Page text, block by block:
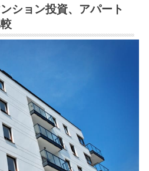
ション投資、アパート